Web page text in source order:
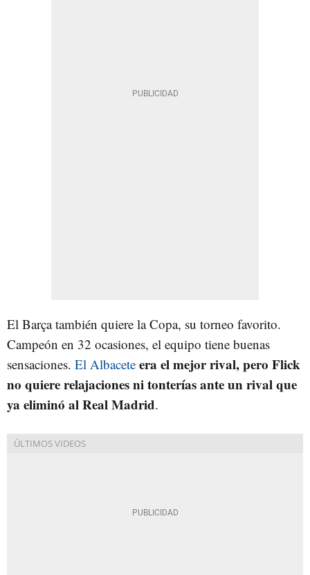
El Barça también quiere la Copa, su torneo favorito.
Campeón en 32 ocasiones, el equipo tiene buenas
sensaciones. El Albacete era el mejor rival, pero Flick
no quiere relajaciones ni tonterías ante un rival que
ya eliminó al Real Madrid.